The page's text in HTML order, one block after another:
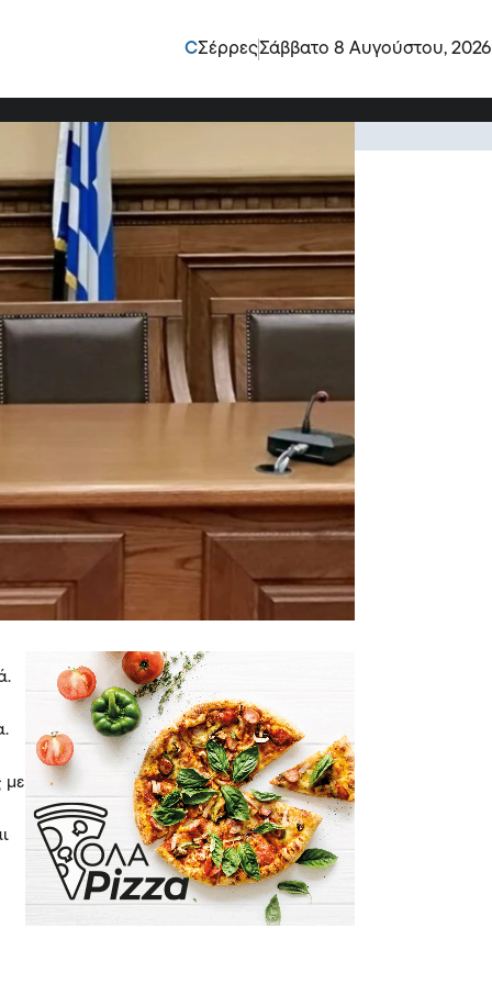
CΣέρρεςΣάββατο 8 Αυγούστου, 2026
Περιφέρειας
με